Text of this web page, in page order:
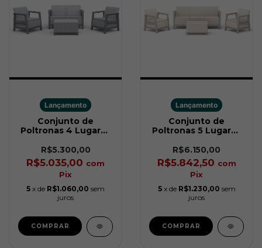
Lançamento
Conjunto de
Poltronas 4 Lugares
Keter
R$5.300,00
R$5.035,00 com
Pix
5 x de R$1.060,00 sem
juros
Lançamento
Conjunto de
Poltronas 5 Lugares
Bege Keter
R$6.150,00
R$5.842,50 com
Pix
5 x de R$1.230,00 sem
juros